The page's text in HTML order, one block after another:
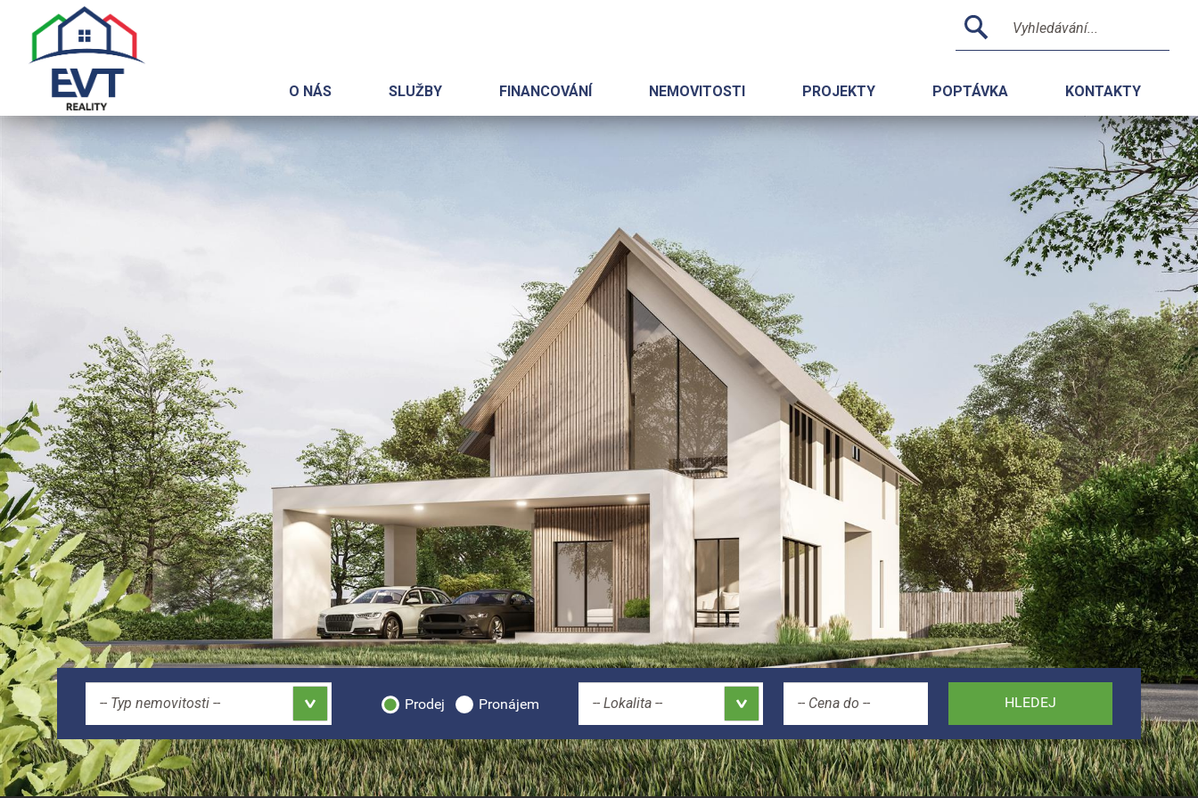
O NÁS SLUŽBY FINANCOVÁNÍ NEMOVITOSTI PROJEKTY POPTÁVKA KONTAKTY
-- Typ nemovitosti -- Prodej Pronájem -- Lokalita -- HLEDEJ